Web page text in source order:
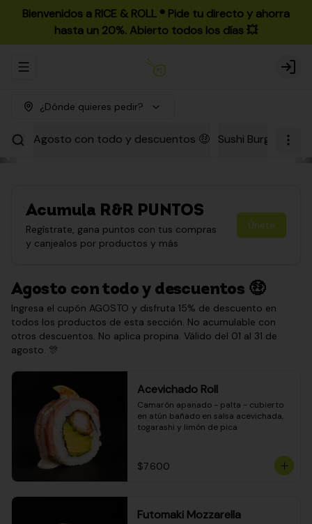
Bienvenidos a RICE & ROLL ®️ Pide tu directo y ahorra
hasta un 20%. Abierto todos los días 💥
Abrir menu de navegación Login
¿Dónde quieres pedir?
Agosto con todo y descuentos 🤑 Sushi Burgers
Acumula R&R PUNTOS
Regístrate, gana puntos con tus compras
y canjealos por productos y más
Únete
Agosto con todo y descuentos 🤑
Ingresa el cupón AGOSTO y disfruta 15% de descuento en
todos los productos de esta sección. No acumulable con
otros descuentos. No aplica propina. Válido del 01 al 31 de
agosto. 🎊
Acevichado Roll
Camarón apanado - palta - cubierto
en atún bañado en salsa acevichada,
togarashi y limón de pica
$7.600
Futomaki Mozzarella